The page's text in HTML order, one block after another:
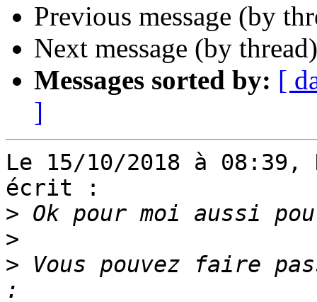
Previous message (by
Next message (by
Messages sorted by: [
]
Le 15/10/2018 à
écrit :
>
>
> Vous pouvez faire